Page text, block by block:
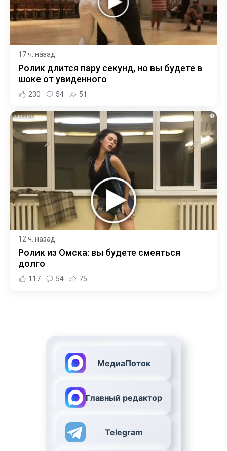
17 ч. назад
Ролик длится пару секунд, но вы будете в
шоке от увиденного
230 54 51
i
12 ч. назад
Ролик из Омска: вы будете смеяться
долго
117 54 75
МедиаПоток
Главный редактор
Telegram